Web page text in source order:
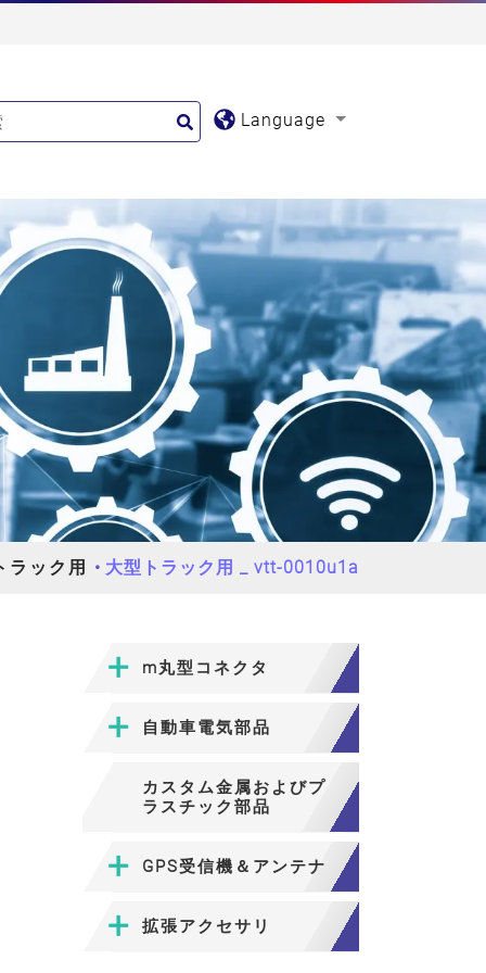
Language
ラック用 大型トラック用 _ vtt-0010u1a
m丸型コネクタ
自動車電気部品
カスタム金属およびプ
ラスチック部品
GPS受信機＆アンテナ
拡張アクセサリ